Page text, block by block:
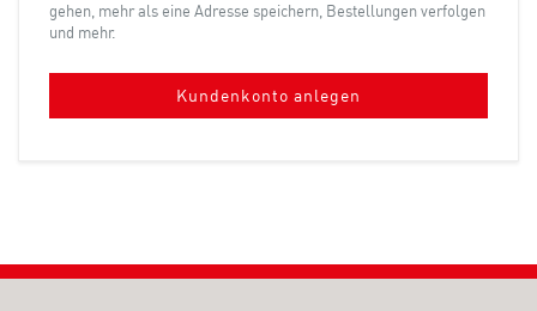
gehen, mehr als eine Adresse speichern, Bestellungen verfolgen
und mehr.
Kundenkonto anlegen